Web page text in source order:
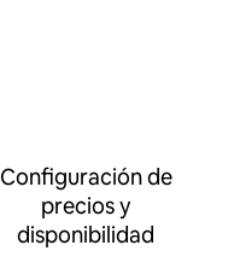
Configuración de
precios y
disponibilidad